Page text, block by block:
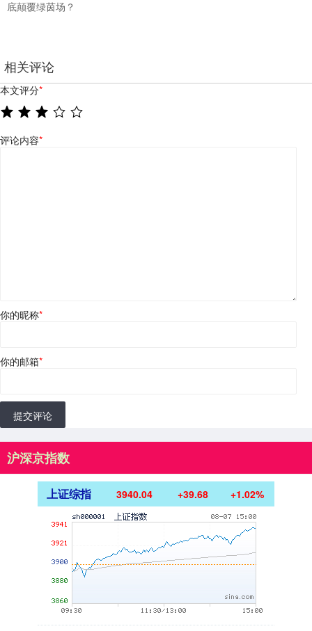
底颠覆绿茵场？
相关评论
本文评分*
评论内容*
你的昵称*
你的邮箱*
提交评论
沪深京指数
上证综指 3940.04 +39.68 +1.02%